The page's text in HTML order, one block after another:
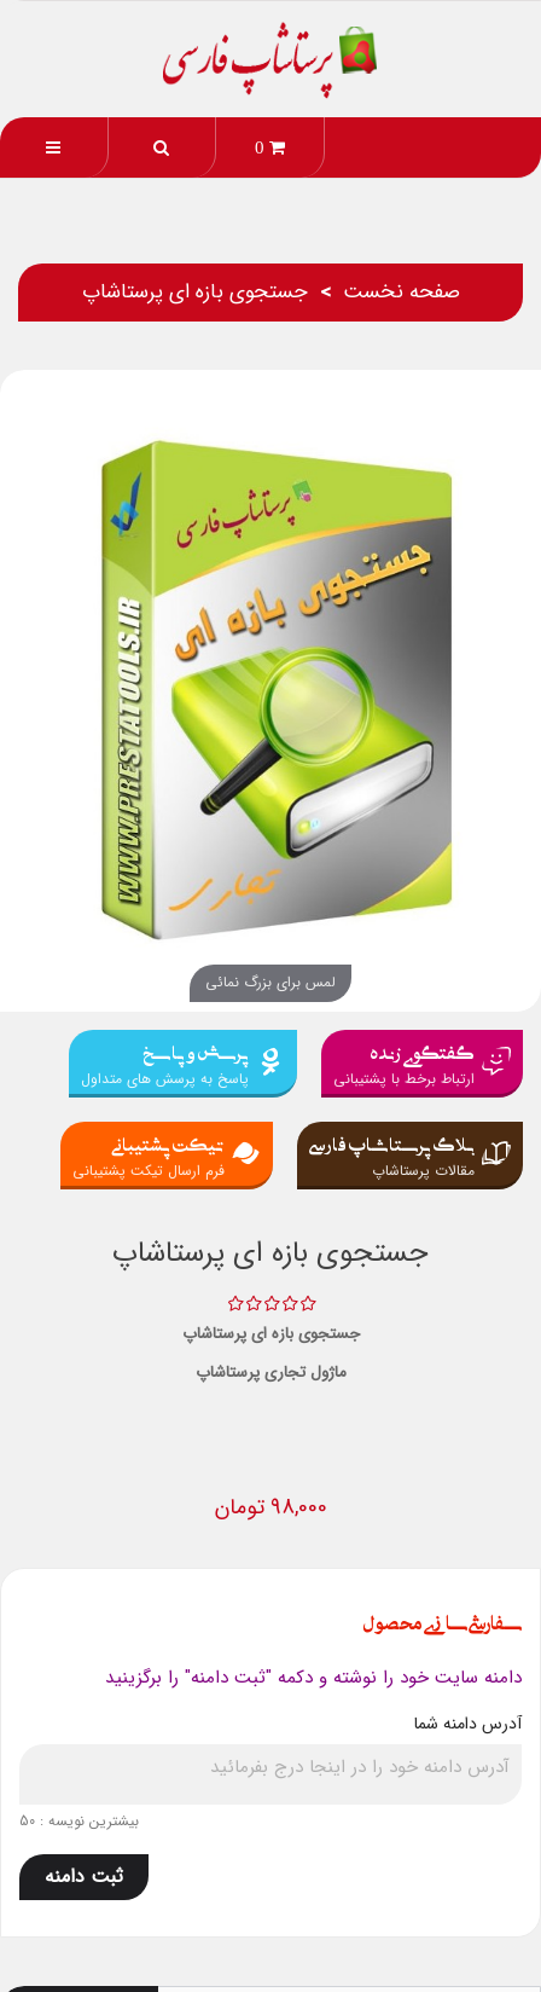
0
صفحه نخست جستجوی بازه ای پرستاشاپ
لمس برای بزرگ نمائی
گفتگوی زنده
ارتباط برخط با پشتیبانی
پرسش و پاسخ
پاسخ به پرسش های متداول
بلاگ پرستاشاپ فارسی
مقالات پرستاشاپ
تیکت پشتیبانی
فرم ارسال تیکت پشتیبانی
جستجوی بازه ای پرستاشاپ
جستجوی بازه ای پرستاشاپ
ماژول تجاری پرستاشاپ
98,000 تومان
سفارشی سازی محصول
دامنه سایت خود را نوشته و دکمه "ثبت دامنه" را برگزینید
آدرس دامنه شما
بیشترین نویسه : 50
ثبت دامنه